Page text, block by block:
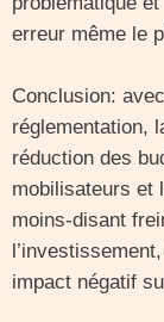
erreur même le
Conclusion:
réglementation,
réduction des
mobilisateurs et
moins-disant
impact négatif